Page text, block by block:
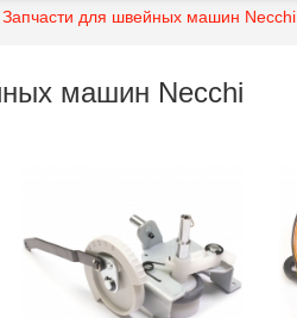
Запчасти для швейных машин Necchi
машин Necchi